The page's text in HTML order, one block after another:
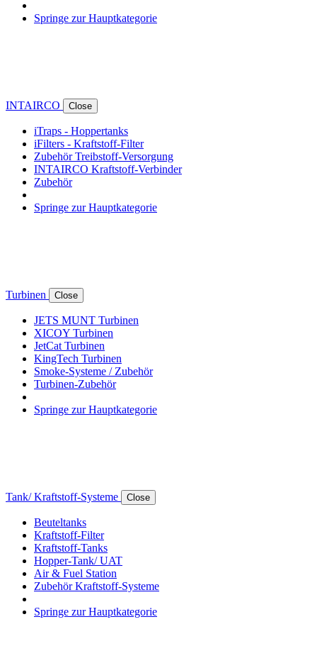
Springe zur Hauptkategorie
INTAIRCO Close
iTraps - Hoppertanks
iFilters - Kraftstoff-Filter
Zubehör Treibstoff-Versorgung
INTAIRCO Kraftstoff-Verbinder
Zubehör
Springe zur Hauptkategorie
Turbinen Close
JETS MUNT Turbinen
XICOY Turbinen
JetCat Turbinen
KingTech Turbinen
Smoke-Systeme / Zubehör
Turbinen-Zubehör
Springe zur Hauptkategorie
Tank/ Kraftstoff-Systeme Close
Beuteltanks
Kraftstoff-Filter
Kraftstoff-Tanks
Hopper-Tank/ UAT
Air & Fuel Station
Zubehör Kraftstoff-Systeme
Springe zur Hauptkategorie